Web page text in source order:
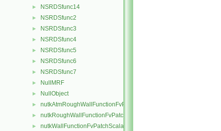
► NSRDSfunc14
► NSRDSfunc2
► NSRDSfunc3
► NSRDSfunc4
► NSRDSfunc5
► NSRDSfunc6
► NSRDSfunc7
► NullMRF
► NullObject
► nutkAtmRoughWallFunctionFvPatchScalarField
► nutkRoughWallFunctionFvPatchScalarField
► nutkWallFunctionFvPatchScalarField